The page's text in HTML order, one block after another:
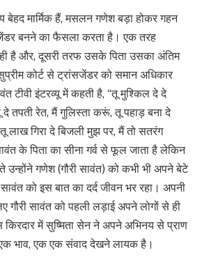
बेहद मार्मिक हैं, मसलन गणेश बड़ा होकर गहन
बनने का फैसला करता है। एक तरह
है और, दूसरी तरफ उसके पिता उसका अंतिम
कोर्ट से ट्रांसजेंडर को समान अधिकार
टीवी इंटरव्यू में कहती है, “तू मुश्किल दे दे
तपती रेत, मैं गुलिस्ता करूं, तू पहाड़ बना दे
गिरा दे बिजली मुझ पर, मैं तो सतरंग
के पिता का सीना गर्व से फूल जाता है लेकिन
गणेश (गौरी सावंत) को कभी भी अपने बेटे
सावंत को इस बात का दर्द जीवन भर रहा। अपनी
गौरी सावंत को पहली लड़ाई अपने लोगों से ही
में सुष्मिता सेन ने अपने अभिनय से प्राण
भाव, एक एक संवाद देखने लायक है।